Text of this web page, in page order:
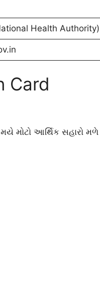
Health Authority)
Card
મોટો આર્થિક સહારો મળે